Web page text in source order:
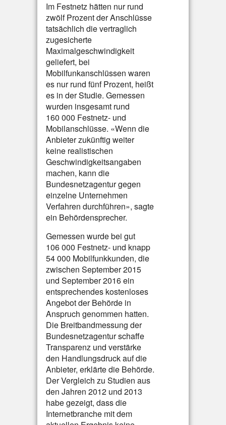
Im Festnetz hätten nur rund
zwölf Prozent der Anschlüsse
tatsächlich die vertraglich
zugesicherte
Maximalgeschwindigkeit
geliefert, bei
Mobilfunkanschlüssen waren
es nur rund fünf Prozent, heißt
es in der Studie. Gemessen
wurden insgesamt rund
160 000 Festnetz- und
Mobilanschlüsse. «Wenn die
Anbieter zukünftig weiter
keine realistischen
Geschwindigkeitsangaben
machen, kann die
Bundesnetzagentur gegen
einzelne Unternehmen
Verfahren durchführen», sagte
ein Behördensprecher.
Gemessen wurde bei gut
106 000 Festnetz- und knapp
54 000 Mobilfunkkunden, die
zwischen September 2015
und September 2016 ein
entsprechendes kostenloses
Angebot der Behörde in
Anspruch genommen hatten.
Die Breitbandmessung der
Bundesnetzagentur schaffe
Transparenz und verstärke
den Handlungsdruck auf die
Anbieter, erklärte die Behörde.
Der Vergleich zu Studien aus
den Jahren 2012 und 2013
habe gezeigt, dass die
Internetbranche mit dem